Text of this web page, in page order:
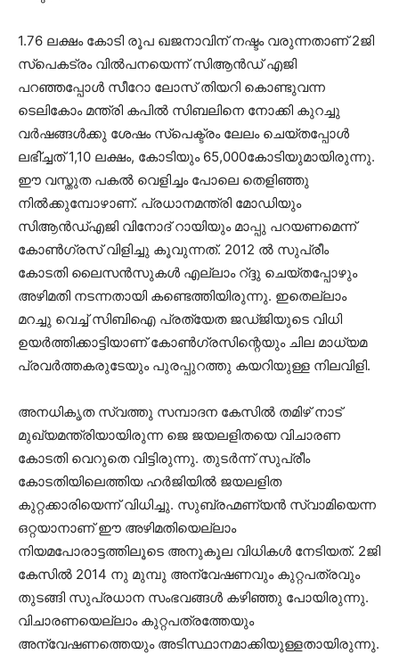
1.76 ലക്ഷം കോടി രൂപ ഖജനാവിന് നഷ്ടം വരുന്നതാണ് 2ജി
സ്‌പെകട്രം വില്‍പനയെന്ന് സിആന്‍ഡ് എജി
പറഞ്ഞപ്പോള്‍ സീറോ ലോസ് തിയറി കൊണ്ടുവന്ന
ടെലികോം മന്ത്രി കപില്‍ സിബലിനെ നോക്കി കുറച്ചു
വര്‍ഷങ്ങള്‍ക്കു ശേഷം സ്‌പെക്ട്രം ലേലം ചെയ്തപ്പോള്‍
ലഭി്ച്ചത് 1,10 ലക്ഷം, കോടിയും 65,000കോടിയുമായിരുന്നു.
ഈ വസ്തുത പകല്‍ വെളിച്ചം പോലെ തെളിഞ്ഞു
നില്‍ക്കുമ്പോഴാണ്. പ്രധാനമന്ത്രി മോഡിയും
സിആന്‍ഡ്എജി വിനോദ് റായിയും മാപ്പു പറയണമെന്ന്
കോണ്‍ഗ്രസ് വിളിച്ചു കൂവുന്നത്. 2012 ല്‍ സുപ്രീം
കോടതി ലൈസന്‍സുകള്‍ എല്ലാം റ്ദ്ദു ചെയ്തപ്പോഴും
അഴിമതി നടന്നതായി കണ്ടെത്തിയിരുന്നു. ഇതെല്ലാം
മറച്ചു വെച്ച് സിബിഐ പ്രത്യേത ജഡ്ജിയുടെ വിധി
ഉയര്‍ത്തിക്കാട്ടിയാണ് കോണ്‍ഗ്രസിന്റെയും ചില മാധ്യമ
പ്രവര്‍ത്തകരുടേയും പുരപ്പുറത്തു കയറിയുള്ള നിലവിളി.
അനധികൃത സ്വത്തു സമ്പാദന കേസില്‍ തമിഴ് നാട്
മുഖ്യമന്ത്രിയായിരുന്ന ജെ ജയലളിതയെ വിചാരണ
കോടതി വെറുതെ വിട്ടിരുന്നു. തുടര്‍ന്ന് സുപ്രീം
കോടതിയിലെത്തിയ ഹര്‍ജിയില്‍ ജയലളിത
കുറ്റക്കാരിയെന്ന് വിധിച്ചു. സുബ്രഹ്മണ്യന്‍ സ്വാമിയെന്ന
ഒറ്റയാനാണ് ഈ അഴിമതിയെല്ലാം
നിയമപോരാട്ടത്തിലൂടെ അനുകൂല വിധികള്‍ നേടിയത്. 2ജി
കേസില്‍ 2014 നു മുമ്പു അന്വേഷണവും കുറ്റപത്രവും
തുടങ്ങി സുപ്രധാന സംഭവങ്ങള്‍ കഴിഞ്ഞു പോയിരുന്നു.
വിചാരണയെല്ലാം കുറ്റപത്രത്തേയും
അന്വേഷണത്തെയും അടിസ്ഥാനമാക്കിയുള്ളതായിരുന്നു.